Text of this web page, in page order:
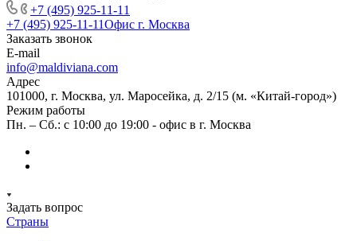
+7 (495) 925-11-11
+7 (495) 925-11-11Офис г. Москва
Заказать звонок
E-mail
info@maldiviana.com
Адрес
101000, г. Москва, ул. Маросейка, д. 2/15 (м. «Китай-город»)
Режим работы
Пн. – Сб.: с 10:00 до 19:00 - офис в г. Москва
Задать вопрос
Страны